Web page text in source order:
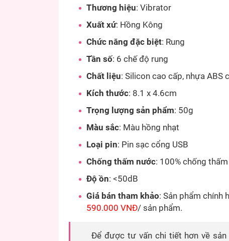
Thương hiệu: Vibrator
Xuất xứ: Hồng Kông
Chức năng đặc biệt: Rung
Tần số: 6 chế độ rung
Chất liệu: Silicon cao cấp, nhựa ABS
Kích thước: 8.1 x 4.6cm
Trọng lượng sản phẩm: 50g
Màu sắc: Màu hồng nhạt
Loại pin: Pin sạc cổng USB
Chống thấm nước: 100% chống
Độ ồn: <50dB
Giá bán tham khảo: Sản phẩm chính
590.000 VNĐ/ sản phẩm.
Để được tư vấn chi tiết hơn về